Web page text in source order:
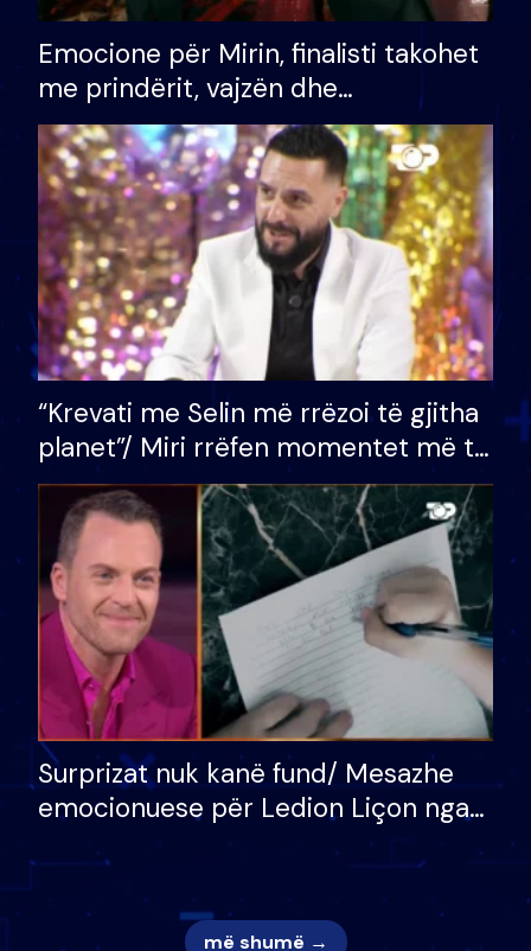
Emocione për Mirin, finalisti takohet
me prindërit, vajzën dhe
bashkëshorten: S’kemi ndonjë letër
divorci apo jo?
“Krevati me Selin më rrëzoi të gjitha
planet”/ Miri rrëfen momentet më të
bukura në shtëpinë e BB VIP: Do më
mungojë zilja e mëngjesit kur…
Surprizat nuk kanë fund/ Mesazhe
emocionuese për Ledion Liçon nga
nëna dhe fëmijët e tij, moderatori
nuk i mban dot lotët: Nuk meritoj…
më shumë →